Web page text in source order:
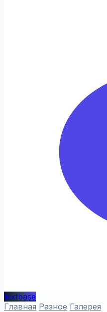
textbase
Главная Разное Галерея